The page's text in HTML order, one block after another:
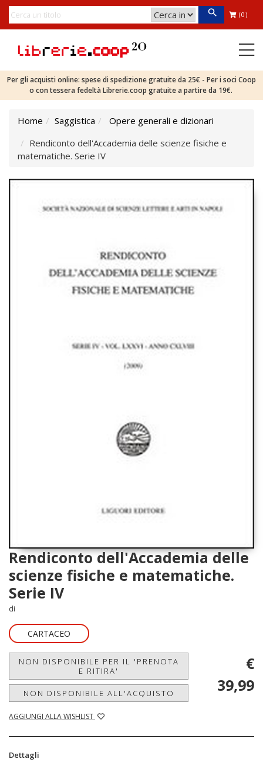
(0)
Per gli acquisti online: spese di spedizione gratuite da 25€ - Per i soci Coop
o con tessera fedeltà Librerie.coop gratuite a partire da 19€.
Home Saggistica
Opere generali e dizionari
Rendiconto dell'Accademia delle scienze fisiche e
matematiche. Serie IV
Rendiconto dell'Accademia delle
scienze fisiche e matematiche.
Serie IV
di
CARTACEO
NON DISPONIBILE PER IL 'PRENOTA
E RITIRA'
NON DISPONIBILE ALL'ACQUISTO
AGGIUNGI ALLA WISHLIST
€
39,99
Dettagli